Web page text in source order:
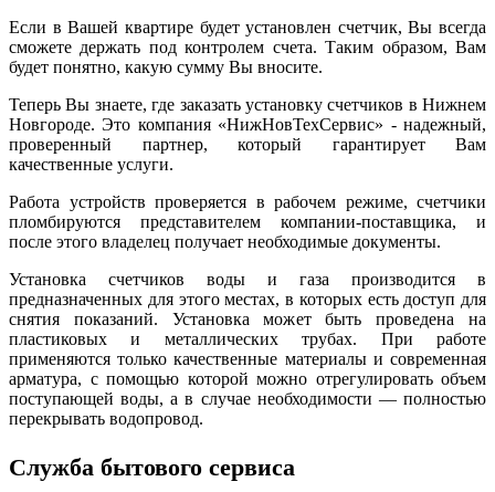
Если в Вашей квартире будет установлен счетчик, Вы всегда
сможете держать под контролем счета. Таким образом, Вам
будет понятно, какую сумму Вы вносите.
Теперь Вы знаете, где заказать установку счетчиков в Нижнем
Новгороде. Это компания «НижНовТехСервис» - надежный,
проверенный партнер, который гарантирует Вам
качественные услуги.
Работа устройств проверяется в рабочем режиме, счетчики
пломбируются представителем компании-поставщика, и
после этого владелец получает необходимые документы.
Установка счетчиков воды и газа производится в
предназначенных для этого местах, в которых есть доступ для
снятия показаний. Установка может быть проведена на
пластиковых и металлических трубах. При работе
применяются только качественные материалы и современная
арматура, с помощью которой можно отрегулировать объем
поступающей воды, а в случае необходимости — полностью
перекрывать водопровод.
Служба бытового сервиса